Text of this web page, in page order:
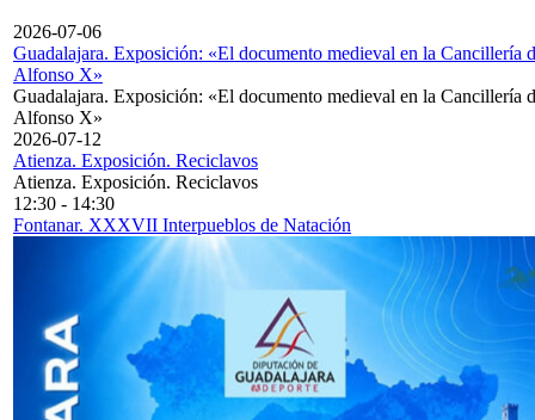
2026-07-06
Guadalajara. Exposición: «El documento medieval en la Cancillería
Alfonso X»
Guadalajara. Exposición: «El documento medieval en la Cancillería
Alfonso X»
2026-07-12
Atienza. Exposición. Reciclavos
Atienza. Exposición. Reciclavos
12:30 - 14:30
Fontanar. XXXVII Interpueblos de Natación